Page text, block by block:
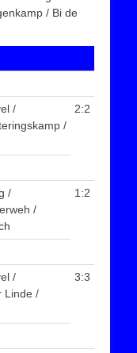
/ Bi de
/
/
2:2
/
/
1:2
/
Linde /
3:3